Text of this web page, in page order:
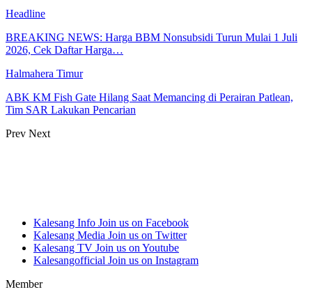
Headline
BREAKING NEWS: Harga BBM Nonsubsidi Turun Mulai 1 Juli
2026, Cek Daftar Harga…
Halmahera Timur
ABK KM Fish Gate Hilang Saat Memancing di Perairan Patlean,
Tim SAR Lakukan Pencarian
Prev Next
Kalesang Info Join us on Facebook
Kalesang Media Join us on Twitter
Kalesang TV Join us on Youtube
Kalesangofficial Join us on Instagram
Member